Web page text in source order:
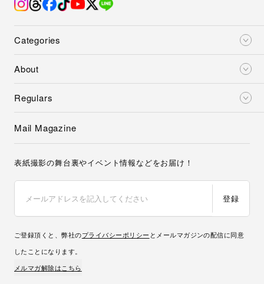
Categories
About
Regulars
Mail Magazine
表紙撮影の舞台裏やイベント情報などをお届け！
登録
ご登録頂くと、弊社のプライバシーポリシー とメールマガジンの配信に同意
したことになります。
メルマガ解除はこちら